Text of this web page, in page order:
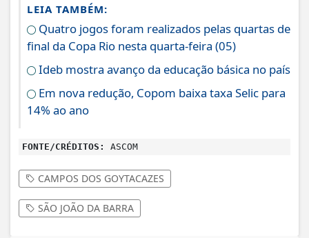
LEIA TAMBÉM:
Quatro jogos foram realizados pelas quartas de
final da Copa Rio nesta quarta-feira (05)
Ideb mostra avanço da educação básica no país
Em nova redução, Copom baixa taxa Selic para
14% ao ano
FONTE/CRÉDITOS: ASCOM
CAMPOS DOS GOYTACAZES
SÃO JOÃO DA BARRA